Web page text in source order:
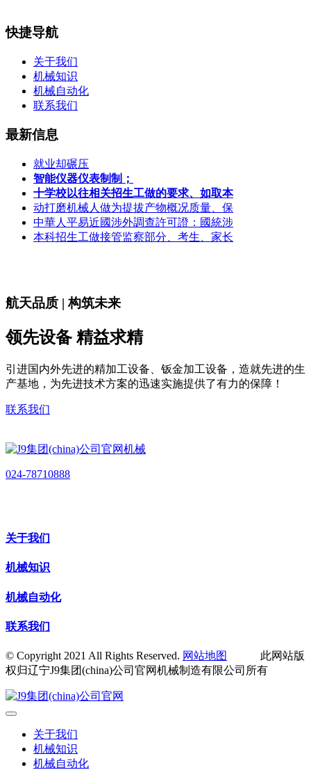
快捷导航
关于我们
机械知识
机械自动化
联系我们
最新信息
就业却碾压
智能仪器仪表制制；
十学校以往相关招生工做的要求、如取本
动打磨机械人做为提拔产物概况质量、保
中華人平易近國涉外調查許可證：國統涉
本科招生工做接管监察部分、考生、家长
航天品质 | 构筑未来
领先设备 精益求精
引进国内外先进的精加工设备、钣金加工设备，造就先进的生
产基地，为先进技术方案的迅速实施提供了有力的保障！
联系我们
024-78710888
关于我们
机械知识
机械自动化
联系我们
© Copyright 2021 All Rights Reserved. 网站地图
此网站版
权归辽宁J9集团(china)公司官网机械制造有限公司所有
关于我们
机械知识
机械自动化